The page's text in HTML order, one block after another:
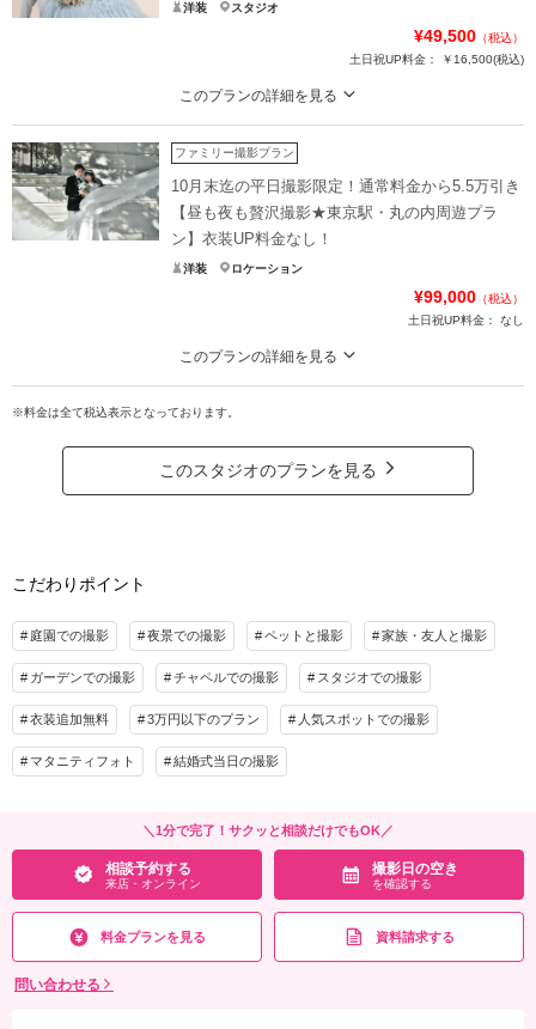
洋装 スタジオ
¥49,500 （税込）
土日祝UP料金：
￥16,500(税込)
このプランの詳細を見る
来店は当日のみのお手軽プラン♪7月申込み＆９月までの撮影で土日祝日料サー
ビス！しっかり残すおふたりだけのプライベート撮影
背景紙をバックにしっかり残す、おふたりだけのスタジオ撮影！
美肌、歯の美白の嬉しい加工付き
所要時間は3～4時間ほど
※ご相談はオンライン、メール、お電話で承ります
※和装に変更は追加22,000円
プラン詳細
撮影料 新婦衣装1着 新郎衣装1着
着付け
アルバム データ 10カット 台紙付写真
会食
アートブーケ＆ブートニア、アクセサリー（ヘッドアクセ含む）、靴、ベール ※別
相談予約する
来店・オンライン
撮影日の空き
を確認する
ファミリー撮影プラン
10月末迄の平日撮影限定！通常料金から5.5万引き
【昼も夜も贅沢撮影★東京駅・丸の内周遊プラ
ン】衣装UP料金なし！
洋装 ロケーション
¥99,000 （税込）
土日祝UP料金：
なし
このプランの詳細を見る
10月末迄の平日撮影限定で5.5万引き！日中～夜景まで東京丸の内の魅力を贅沢
に、お得に、撮影！
衣装差額なし
撮影料 新婦衣装1着 新郎衣装1着
着付け ヘアメイク 小物一式
アルバム データ 130カット 台紙付写真
家族と撮影 家族用衣装レンタル
アートブーケ＆ブートニア、アクセサリー、靴、ベール ※別途要：移動費（スタッ
フ同乗）、インナー、靴下、ストッキング
来店・オンライン を確認する
※料金は全て税込表示となっております。
このスタジオのプランを見る
こだわりポイント
庭園での撮影 夜景での撮影 ペットと撮影 家族・友人と撮影
ガーデンでの撮影 チャペルでの撮影 スタジオでの撮影
衣装追加無料 3万円以下のプラン 人気スポットでの撮影
マタニティフォト 結婚式当日の撮影
＼1分で完了！サクッと相談だけでもOK／
相談予約する
来店・オンライン
撮影日の空き
を確認する
料金プランを見る 資料請求する
問い合わせる